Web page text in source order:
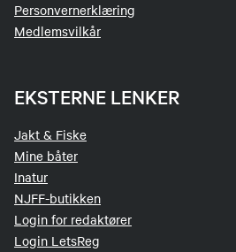
Personvernerklæring
Medlemsvilkår
EKSTERNE LENKER
Jakt & Fiske
Mine båter
Inatur
NJFF-butikken
Login for redaktører
Login LetsReg